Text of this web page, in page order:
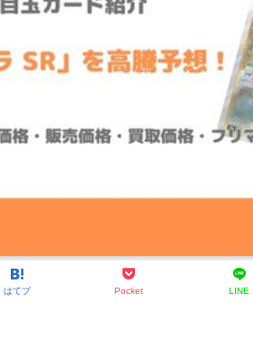
はてブ Pocket LINE